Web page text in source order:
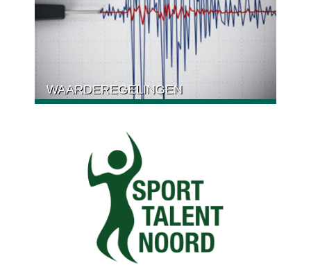
WAARDEREGELINGEN